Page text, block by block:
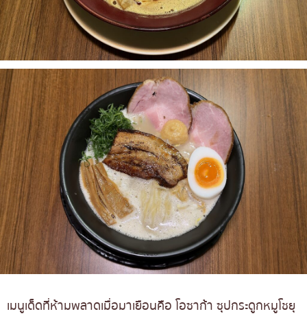
เมนูเด็ดที่ห้ามพลาดเมื่อมาเยือนคือ โอซาก้า ซุปกระดูกหมูโชยุ